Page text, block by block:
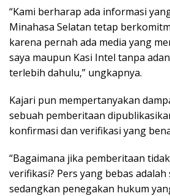
“Kami berharap ada informasi
Minahasa Selatan tetap
karena pernah ada media yang
saya maupun Kasi Intel tanpa
terlebih dahulu,” ungkapnya.
Kajari pun mempertanyakan
sebuah pemberitaan
konfirmasi dan verifikasi yang
“Bagaimana jika pemberitaan
verifikasi? Pers yang bebas
sedangkan penegakan hukum